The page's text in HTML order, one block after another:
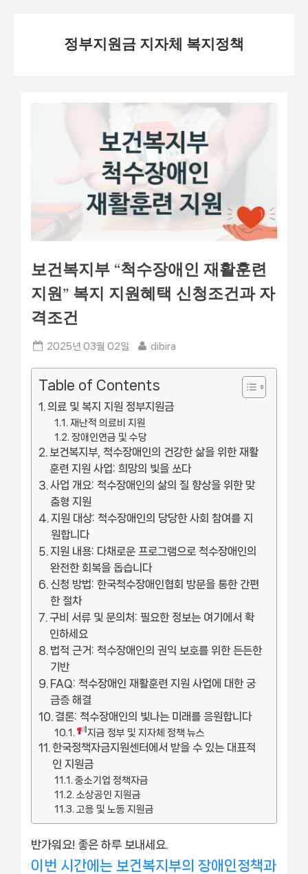
정부지원금 지자체 복지정책
보건복지부 “척수장애인 재활훈련
지원” 복지 지원혜택 신청조건과 자
격조건
Posted
2025년 03월 02일 By
dibira
Table of Contents
의료 및 복지 지원 정부지원금
재난적 의료비 지원
장애인연금 및 수당
보건복지부, 척수장애인의 건강한 삶을 위한 재활
훈련 지원 사업: 희망의 빛을 쏘다
사업 개요: 척수장애인의 삶의 질 향상을 위한 맞
춤형 지원
지원 대상: 척수장애인의 당당한 사회 참여를 지
원합니다
지원 내용: 다채로운 프로그램으로 척수장애인의
완전한 회복을 돕습니다
신청 방법: 한국척수장애인협회 방문을 통한 간편
한 절차
구비 서류 및 문의처: 필요한 정보는 여기에서 확
인하세요
법적 근거: 척수장애인의 권익 보호를 위한 든든한
기반
FAQ: 척수장애인 재활훈련 지원 사업에 대한 궁
금증 해결
결론: 척수장애인의 빛나는 미래를 응원합니다
지금 정부 및 지자체 정책 뉴스
한국정책자금지원센터에서 받을 수 있는 대표적
인 지원금
중소기업 정책자금
소상공인 지원금
고용 및 노동 지원금
반가워요! 좋은 하루 보내세요.
이번 시간에는 보건복지부의 장애인정책과